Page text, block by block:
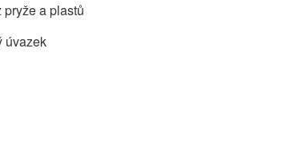
a plastů
úvazek